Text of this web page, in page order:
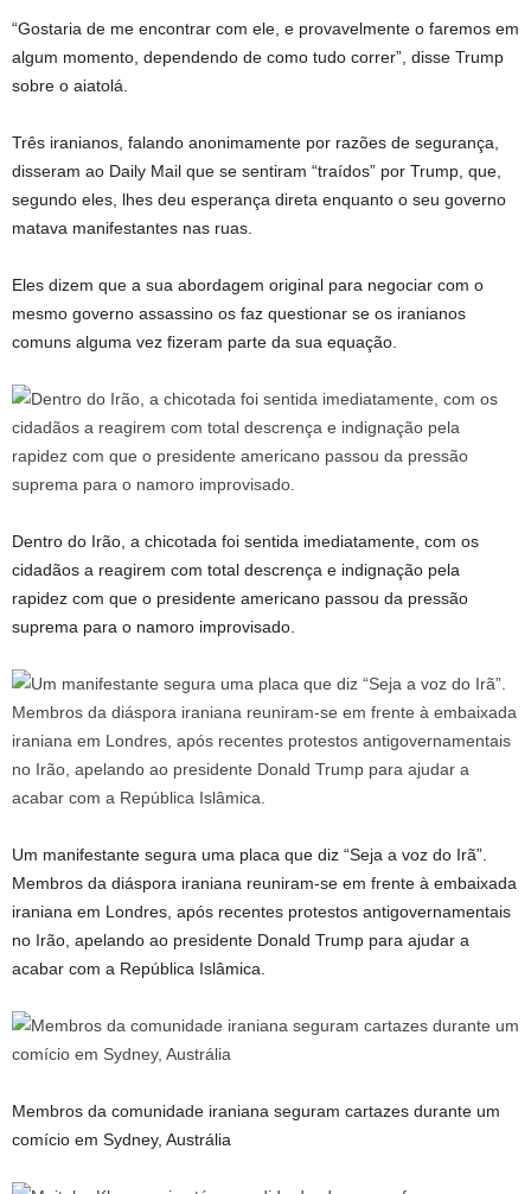
“Gostaria de me encontrar com ele, e provavelmente o faremos em
algum momento, dependendo de como tudo correr”, disse Trump
sobre o aiatolá.
Três iranianos, falando anonimamente por razões de segurança,
disseram ao Daily Mail que se sentiram “traídos” por Trump, que,
segundo eles, lhes deu esperança direta enquanto o seu governo
matava manifestantes nas ruas.
Eles dizem que a sua abordagem original para negociar com o
mesmo governo assassino os faz questionar se os iranianos
comuns alguma vez fizeram parte da sua equação.
Dentro do Irão, a chicotada foi sentida imediatamente, com os
cidadãos a reagirem com total descrença e indignação pela
rapidez com que o presidente americano passou da pressão
suprema para o namoro improvisado.
Um manifestante segura uma placa que diz “Seja a voz do Irã”.
Membros da diáspora iraniana reuniram-se em frente à embaixada
iraniana em Londres, após recentes protestos antigovernamentais
no Irão, apelando ao presidente Donald Trump para ajudar a
acabar com a República Islâmica.
Membros da comunidade iraniana seguram cartazes durante um
comício em Sydney, Austrália